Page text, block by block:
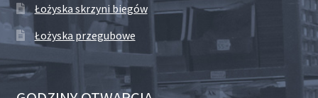
Łożyska skrzyni biegów
Łożyska przegubowe